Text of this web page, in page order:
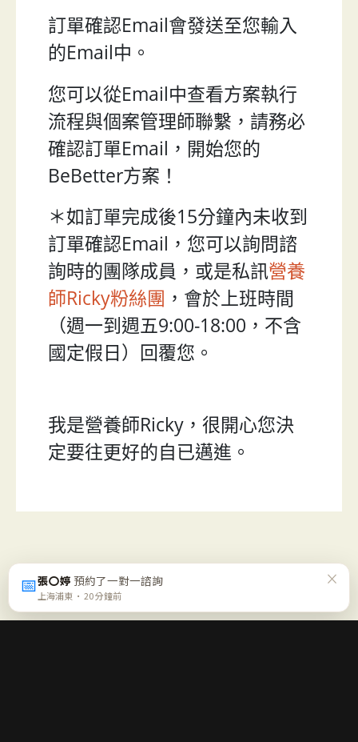
訂單確認Email會發送至您輸入
的Email中。
您可以從Email中查看方案執行
流程與個案管理師聯繫，請務必
確認訂單Email，開始您的
BeBetter方案！
＊如訂單完成後15分鐘內未收到
訂單確認Email，您可以詢問諮
詢時的團隊成員，或是私訊營養
師Ricky粉絲團 ，會於上班時間
（週一到週五9:00-18:00，不含
國定假日）回覆您。
我是營養師Ricky，很開心您決
定要往更好的自已邁進。
📅張〇婷 預約了一對一諮詢
上海浦東 · 20 分鐘前
×